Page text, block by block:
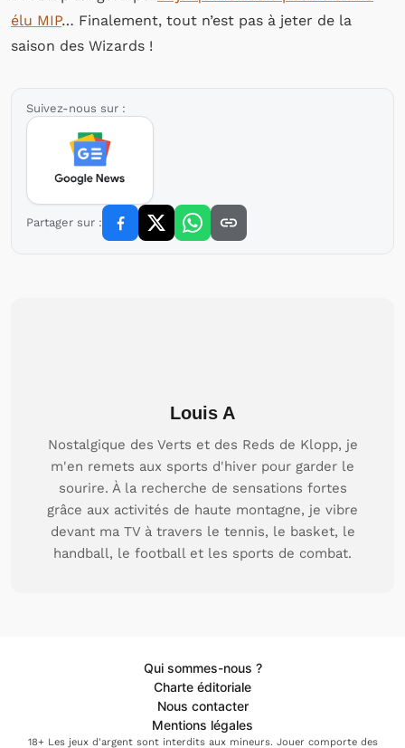
élu MIP… Finalement, tout n’est pas à jeter de la
saison des Wizards !
Suivez-nous sur :
Partager sur :
Louis A
Nostalgique des Verts et des Reds de Klopp, je
m'en remets aux sports d'hiver pour garder le
sourire. À la recherche de sensations fortes
grâce aux activités de haute montagne, je vibre
devant ma TV à travers le tennis, le basket, le
handball, le football et les sports de combat.
Qui sommes-nous ?
Charte éditoriale
Nous contacter
Mentions légales
18+ Les jeux d'argent sont interdits aux mineurs. Jouer comporte des